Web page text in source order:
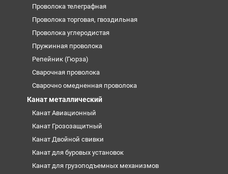
Проволока телеграфная
Проволока торговая, гвоздильная
Проволока углеродистая
Пружинная проволока
Репейник (Гюрза)
Сварочная проволока
Сварочно омедненная проволока
Канат металлический
Канат Авиационный
Канат Грозозащитный
Канат Двойной свивки
Канат для буровых установок
Канат для грузоподъемных механизмов